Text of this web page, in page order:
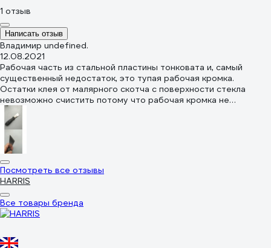
1 отзыв
Написать отзыв
Владимир undefined.
12.08.2021
Рабочая часть из стальной пластины тонковата и, самый
существенный недостаток, это тупая рабочая кромка.
Остатки клея от малярного скотча с поверхности стекла
невозможно счистить потому что рабочая кромка не
работает.
Посмотреть все отзывы
HARRIS
Все товары бренда